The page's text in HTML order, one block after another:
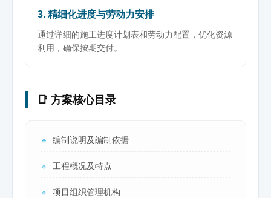
3. 精细化进度与劳动力安排
通过详细的施工进度计划表和劳动力配置，优化资源
利用，确保按期交付。
📑 方案核心目录
🔹 编制说明及编制依据
🔹 工程概况及特点
🔹 项目组织管理机构